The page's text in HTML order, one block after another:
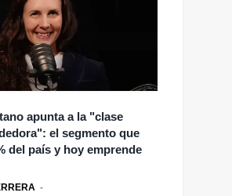
apunta a la "clase
el segmento que
del país y hoy emprende